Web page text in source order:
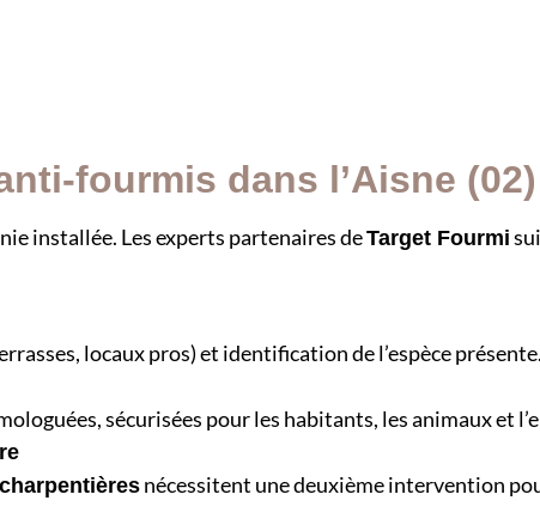
fourmis dans l’Aisne (02)
installée. Les experts partenaires deTarget Fourmi
locaux pros) et identification de l’espèce présente.
sécurisées pour les habitants, les animaux et
charpentières nécessitent une deuxième intervention